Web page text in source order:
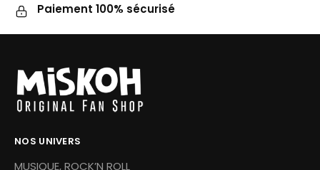
Paiement 100% sécurisé
NOS UNIVERS
MUSIQUE, ROCK’N ROLL